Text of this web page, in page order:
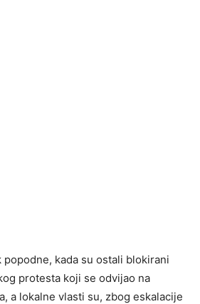
kada su ostali blokirani
protesta koji se odvijao na
a lokalne vlasti su, zbog eskalacije